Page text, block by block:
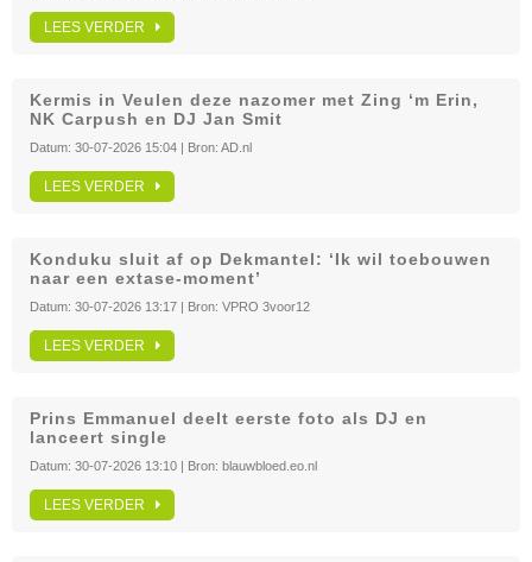
LEES VERDER
Kermis in Veulen deze nazomer met Zing ‘m Erin,
NK Carpush en DJ Jan Smit
Datum: 30-07-2026 15:04 | Bron: AD.nl
LEES VERDER
Konduku sluit af op Dekmantel: ‘Ik wil toebouwen
naar een extase-moment’
Datum: 30-07-2026 13:17 | Bron: VPRO 3voor12
LEES VERDER
Prins Emmanuel deelt eerste foto als DJ en
lanceert single
Datum: 30-07-2026 13:10 | Bron: blauwbloed.eo.nl
LEES VERDER